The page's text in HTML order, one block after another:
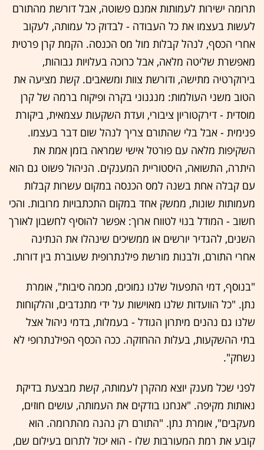
תרומה ישירות לעמותות אמנם פשוטה, אבל דורשת מהתורם
לעשות בעצמו את כל העבודה - לבדוק כל עמותה, לעקוב
אחרי הכסף, לנהל קבלות מול מס הכנסה. הקמת קרן פרטית
מאפשרת שליטה מלאה, אבל כרוכה בעלויות גבוהות,
בירוקרטיה מתישה, ודורשת צוות ומשאבים. קשת מציעה את
הטוב משני העולמות: מנגנוני בקרה ופיקוח ברמה של קרן
מוסדית - דירקטוריון ציבורי, ועדת השקעות עצמאית, ביקורת
פנימית - אבל בלי שהתורם צריך לנהל שום דבר בעצמו.
השקיפות מלאה עם פורטל אישי שמראה בזמן אמת את
היתרה, התשואה, היסטוריית המענקים. הניהול פשוט גם הוא
עם קבלה אחת בשנה למס הכנסה במקום עשרות קבלות
מעמותות שונות, ממשק אחד במקום התכתבויות מרובות. והכי
חשוב - המודל בנוי לטווח ארוך: אפשר להוסיף לחשבון לאורך
השנים, להגדיר יורשים או ממשיכים שינהלו את הנתינה
אחרי התורם, ולבנות מורשת פילנתרופית שעוברת בין דורות.
"בנוסף, דמי התפעול שלנו נמוכים, מכמה סיבות", אומרת
נתן. "כל הוועדות שלנו מאוישות על ידי מתנדבים, והלקוחות
שלנו גם נהנים מיתרון הגודל - בעמלות, בדמי ניהול אצל
בתי ההשקעות, בעלות ההחזקה. ככה הכסף הפילנתרופי לא
נשחק".
לפני שכל מענק יוצא מהקרן לעמותה, קשת מבצעת בדיקת
נאותות מקיפה. "אנחנו בודקים את העמותה, עושים חוזים,
מעקבים", אומרת נתן. "התורם רק נהנה מהתרומה. הוא
קובע את רמת המעורבות שלו - הוא יכול לתרום בעילום שם,